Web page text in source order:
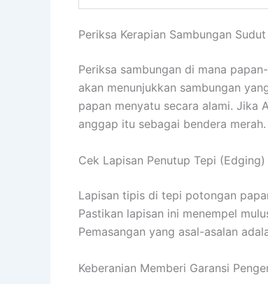
Periksa Kerapian Sambungan Sudut
Periksa sambungan di mana
akan menunjukkan sambungan
papan menyatu secara alami. Jika
anggap itu sebagai bendera merah.
Cek Lapisan Penutup Tepi (Edging)
Lapisan tipis di tepi potongan
Pastikan lapisan ini menempel
Pemasangan yang asal-asalan
Keberanian Memberi Garansi